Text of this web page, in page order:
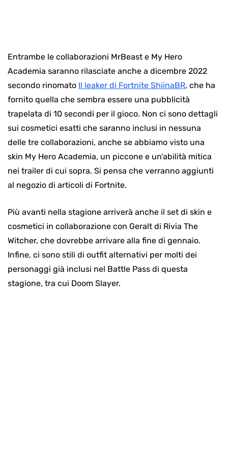
Entrambe le collaborazioni MrBeast e My Hero
Academia saranno rilasciate anche a dicembre 2022
secondo rinomato Il leaker di Fortnite ShiinaBR, che ha
fornito quella che sembra essere una pubblicità
trapelata di 10 secondi per il gioco. Non ci sono dettagli
sui cosmetici esatti che saranno inclusi in nessuna
delle tre collaborazioni, anche se abbiamo visto una
skin My Hero Academia, un piccone e un’abilità mitica
nei trailer di cui sopra. Si pensa che verranno aggiunti
al negozio di articoli di Fortnite.
Più avanti nella stagione arriverà anche il set di skin e
cosmetici in collaborazione con Geralt di Rivia The
Witcher, che dovrebbe arrivare alla fine di gennaio.
Infine, ci sono stili di outfit alternativi per molti dei
personaggi già inclusi nel Battle Pass di questa
stagione, tra cui Doom Slayer.